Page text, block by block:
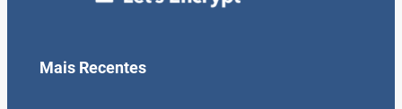
Mais Recentes